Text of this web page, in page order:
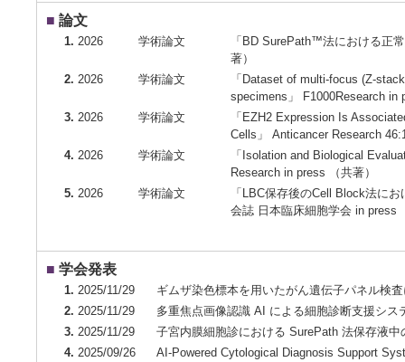
■ 論文
1. 2026 学術論文
「BD SurePath™法における正
著）
2. 2026 学術論文
「Dataset of multi-focus (Z-
specimens」 F1000Research in
3. 2026 学術論文
「EZH2 Expression Is
Cells」 Anticancer Research
4. 2026 学術論文
「Isolation and Biological
Research in press （共著）
5. 2026 学術論文
「LBC保存後のCell Block法に
会誌 日本臨床細胞学会 in press
■ 学会発表
1. 2025/11/29
ギムザ染色標本を用いたがん遺伝子パネル検
2. 2025/11/29
多重焦点画像認識 AI による細胞診断支援シ
3. 2025/11/29
子宮内膜細胞診における SurePath 法保存液
4. 2025/09/26
AI-Powered Cytological Diagnosis Support